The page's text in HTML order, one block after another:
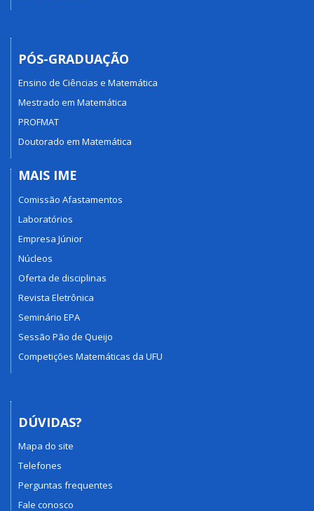
PÓS-GRADUAÇÃO
Ensino de Ciências e Matemática
Mestrado em Matemática
PROFMAT
Doutorado em Matemática
MAIS IME
Comissão Afastamentos
Laboratórios
Empresa Júnior
Núcleos
Oferta de disciplinas
Revista Eletrônica
Seminário EPA
Sessão Pão de Queijo
Competições Matemáticas da UFU
DÚVIDAS?
Mapa do site
Telefones
Perguntas frequentes
Fale conosco